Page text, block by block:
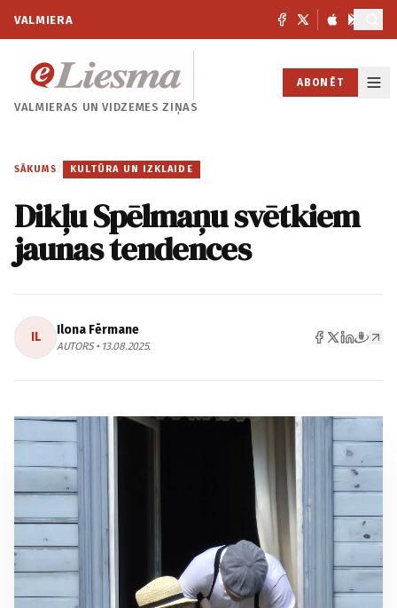
VALMIERA
VALMIERAS UNVIDZEMES ZIŅAS
ABONĒT
SĀKUMS / KULTŪRA UN IZKLAIDE
Dikļu Spēlmaņu svētkiem
jaunas tendences
IL Ilona Fērmane
AUTORS • 13.08.2025.